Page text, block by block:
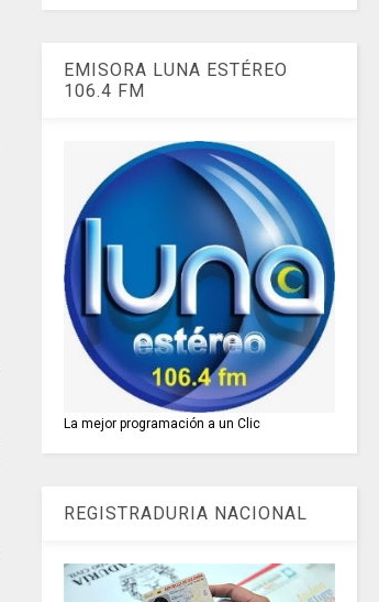
EMISORA LUNA ESTÉREO
106.4 FM
La mejor programación a un Clic
REGISTRADURIA NACIONAL